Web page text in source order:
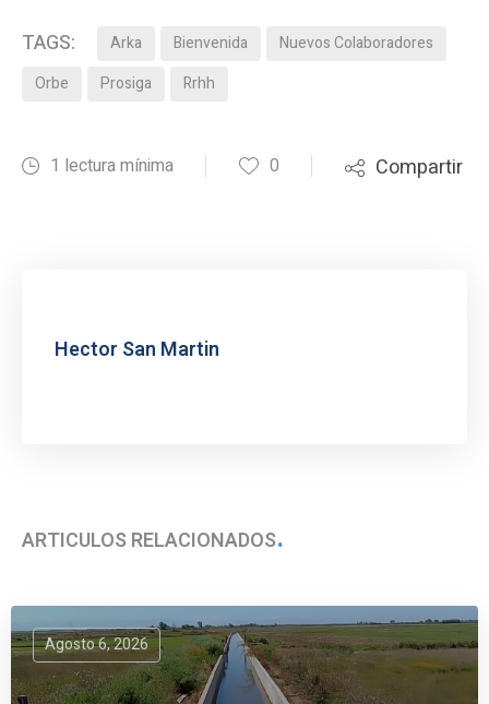
TAGS: Arka Bienvenida
Nuevos Colaboradores
Orbe
Prosiga Rrhh
1 lectura mínima 0 Compartir
Hector San Martin
ARTÍCULOS RELACIONADOS
Agosto 6, 2026